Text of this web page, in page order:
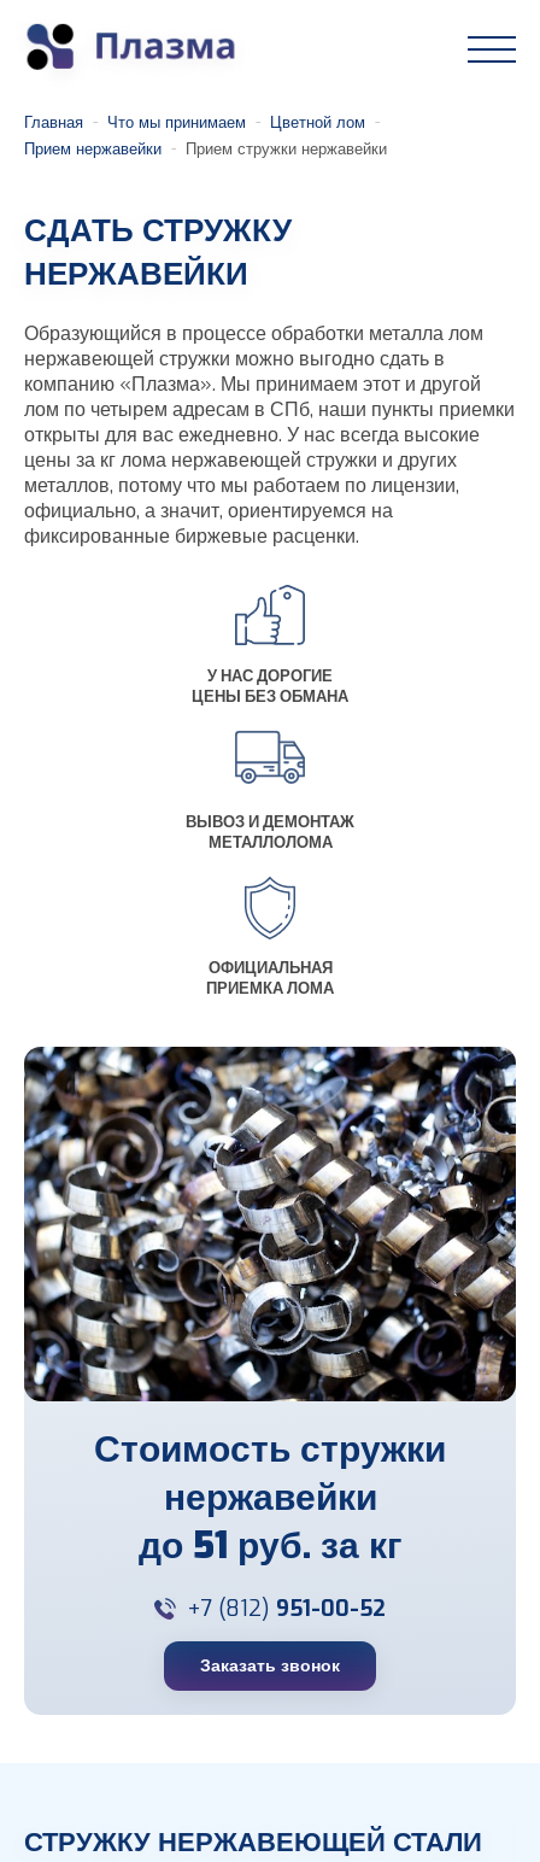
Главная Что мы принимаем
Цветной лом
Прием нержавейки
Прием стружки нержавейки
СДАТЬ СТРУЖКУ
НЕРЖАВЕЙКИ
Образующийся в процессе обработки металла лом
нержавеющей стружки можно выгодно сдать в
компанию «Плазма». Мы принимаем этот и другой
лом по четырем адресам в СПб, наши пункты приемки
открыты для вас ежедневно. У нас всегда высокие
цены за кг лома нержавеющей стружки и других
металлов, потому что мы работаем по лицензии,
официально, а значит, ориентируемся на
фиксированные биржевые расценки.
У НАС ДОРОГИЕ
ЦЕНЫ БЕЗ ОБМАНА
ВЫВОЗ И ДЕМОНТАЖ
МЕТАЛЛОЛОМА
ОФИЦИАЛЬНАЯ
ПРИЕМКА ЛОМА
Стоимость стружки
нержавейки
до 51 руб. за кг
+7 (812) 951-00-52
Заказать звонок
СТРУЖКУ НЕРЖАВЕЮЩЕЙ СТАЛИ